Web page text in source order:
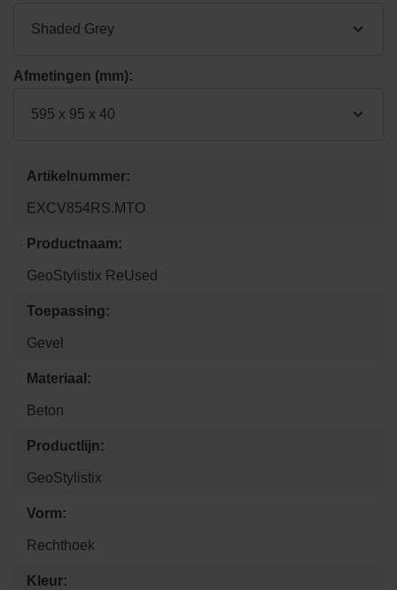
Shaded Grey
Afmetingen (mm):
595 x 95 x 40
Artikelnummer:
EXCV854RS.MTO
Productnaam:
GeoStylistix ReUsed
Toepassing:
Gevel
Materiaal:
Beton
Productlijn:
GeoStylistix
Vorm:
Rechthoek
Kleur: